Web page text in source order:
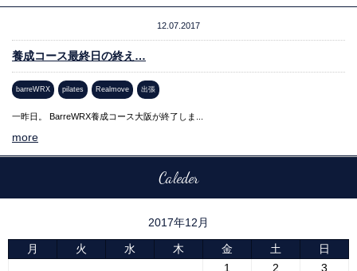
12.07.2017
養成コース最終日の終え…
barreWRX pilates Realmove 出張
一昨日。 BarreWRX養成コース大阪が終了しま...
more
Caleder
2017年12月
月 火 水 木 金 土
日
1
2
3